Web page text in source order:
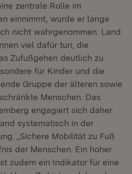
zentrale Rolle im
einnimmt, wurde er lange
nicht wahrgenommen. Land
viel dafür tun, die
Zufußgehen deutlich zu
für Kinder und die
Gruppe der älteren sowie
Menschen. Das
engagiert sich daher
systematisch in der
„Sichere Mobilität zu Fuß
der Menschen. Ein hoher
zudem ein Indikator für eine